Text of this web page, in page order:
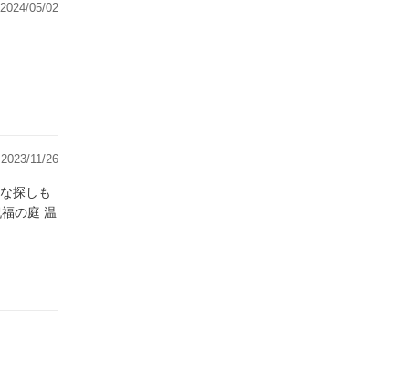
2024/05/02
2023/11/26
庭 温